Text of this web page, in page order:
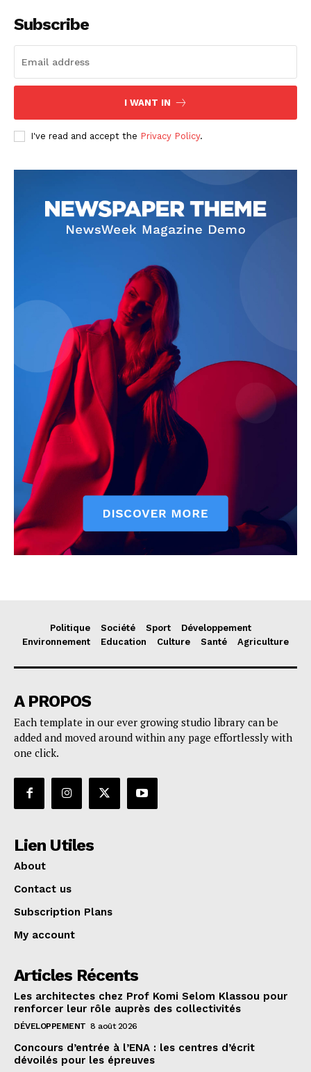
Subscribe
I WANT IN
I've read and accept the Privacy Policy.
Politique Société Sport
Développement
Environnement
Education Culture Santé Agriculture
A PROPOS
Each template in our ever growing studio library can be
added and moved around within any page effortlessly with
one click.
Lien Utiles
About
Contact us
Subscription Plans
My account
Articles Récents
Les architectes chez Prof Komi Selom Klassou pour
renforcer leur rôle auprès des collectivités
DÉVELOPPEMENT 8 août 2026
Concours d’entrée à l’ENA : les centres d’écrit
dévoilés pour les épreuves